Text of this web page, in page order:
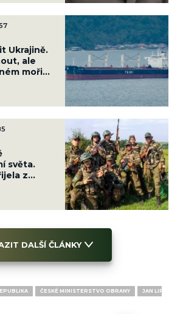
Ukrajině.
ale
moři
světa.
z
DALŠÍ ČLÁNKY
ČESKÉ MINISTERSTVO OBRANY JAN